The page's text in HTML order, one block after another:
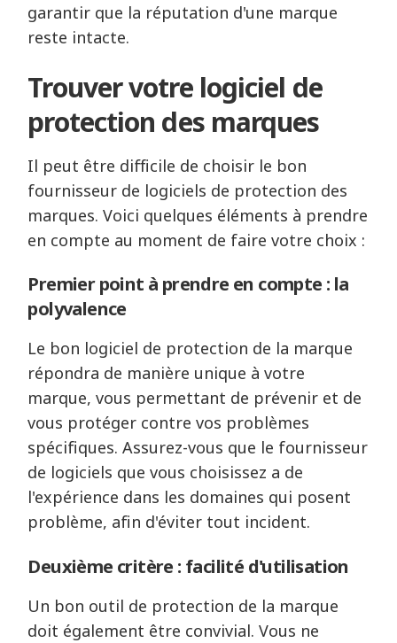
garantir que la réputation d'une marque
reste intacte.
Trouver votre logiciel de
protection des marques
Il peut être difficile de choisir le bon
fournisseur de logiciels de protection des
marques. Voici quelques éléments à prendre
en compte au moment de faire votre choix :
Premier point à prendre en compte : la
polyvalence
Le bon logiciel de protection de la marque
répondra de manière unique à votre
marque, vous permettant de prévenir et de
vous protéger contre vos problèmes
spécifiques. Assurez-vous que le fournisseur
de logiciels que vous choisissez a de
l'expérience dans les domaines qui posent
problème, afin d'éviter tout incident.
Deuxième critère : facilité d'utilisation
Un bon outil de protection de la marque
doit également être convivial. Vous ne